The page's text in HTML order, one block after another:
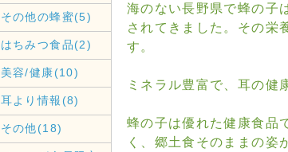
その他の蜂蜜(5)
はちみつ食品(2)
美容/健康(10)
耳より情報(8)
その他(18)
海のない長野県で蜂の子
されてきました。その栄
す。
ミネラル豊富で、耳の健
蜂の子は優れた健康食品
く、郷土食そのままの姿